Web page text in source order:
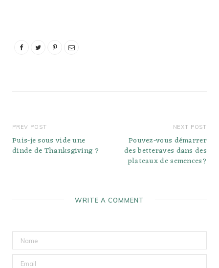
des points noirs? Si vous
PREV POST
Puis-je sous vide une
dinde de Thanksgiving ?
NEXT POST
Pouvez-vous démarrer
des betteraves dans des
plateaux de semences?
WRITE A COMMENT